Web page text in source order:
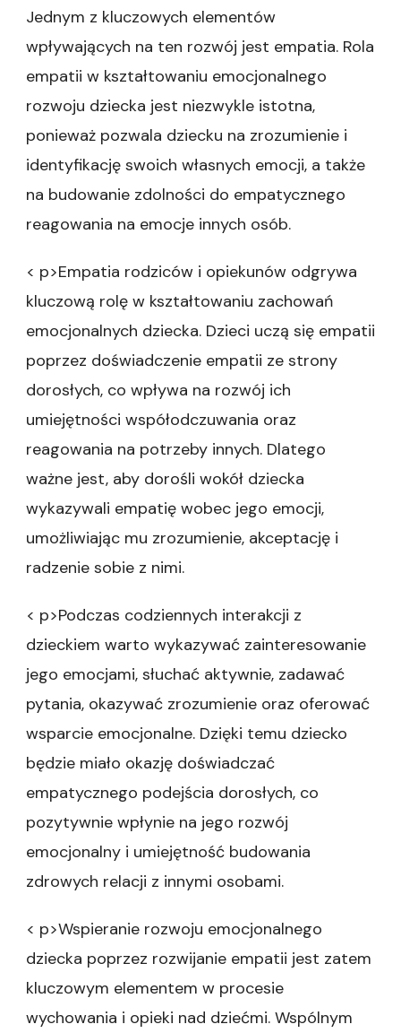
Jednym z kluczowych elementów
wpływających na ten rozwój jest empatia. Rola
empatii w kształtowaniu emocjonalnego
rozwoju dziecka jest niezwykle istotna,
ponieważ pozwala dziecku na zrozumienie i
identyfikację swoich własnych emocji, a także
na budowanie zdolności do empatycznego
reagowania na emocje innych osób.
< p>Empatia rodziców i opiekunów odgrywa
kluczową rolę w kształtowaniu zachowań
emocjonalnych dziecka. Dzieci uczą się empatii
poprzez doświadczenie empatii ze strony
dorosłych, co wpływa na rozwój ich
umiejętności współodczuwania oraz
reagowania na potrzeby innych. Dlatego
ważne jest, aby dorośli wokół dziecka
wykazywali empatię wobec jego emocji,
umożliwiając mu zrozumienie, akceptację i
radzenie sobie z nimi.
< p>Podczas codziennych interakcji z
dzieckiem warto wykazywać zainteresowanie
jego emocjami, słuchać aktywnie, zadawać
pytania, okazywać zrozumienie oraz oferować
wsparcie emocjonalne. Dzięki temu dziecko
będzie miało okazję doświadczać
empatycznego podejścia dorosłych, co
pozytywnie wpłynie na jego rozwój
emocjonalny i umiejętność budowania
zdrowych relacji z innymi osobami.
< p>Wspieranie rozwoju emocjonalnego
dziecka poprzez rozwijanie empatii jest zatem
kluczowym elementem w procesie
wychowania i opieki nad dziećmi. Wspólnym